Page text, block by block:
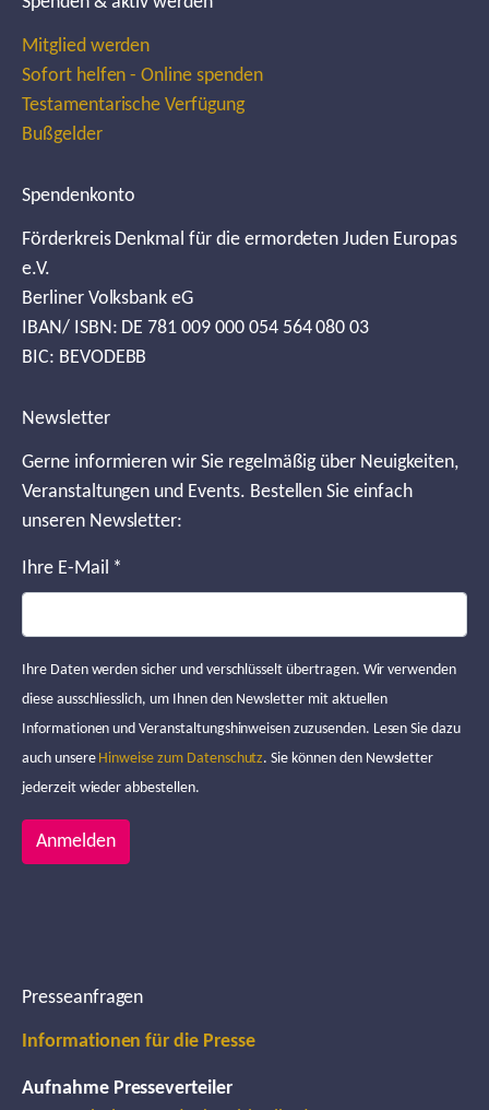
Mitglied werden
Sofort helfen - Online spenden
Testamentarische Verfügung
Bußgelder
Spendenkonto
Förderkreis Denkmal für die ermordeten Juden Europas
e.V.
Berliner Volksbank eG
IBAN/ ISBN: DE 781 009 000 054 564 080 03
BIC: BEVODEBB
Newsletter
Gerne informieren wir Sie regelmäßig über Neuigkeiten,
Veranstaltungen und Events. Bestellen Sie einfach
unseren Newsletter:
Ihre E-Mail *
Ihre Daten werden sicher und verschlüsselt übertragen. Wir verwenden
diese ausschliesslich, um Ihnen den Newsletter mit aktuellen
Informationen und Veranstaltungshinweisen zuzusenden. Lesen Sie dazu
auch unsere Hinweise zum Datenschutz. Sie können den Newsletter
jederzeit wieder abbestellen.
Anmelden
Presseanfragen
Informationen für die Presse
Aufnahme Presseverteiler